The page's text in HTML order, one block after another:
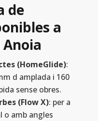
de
a
(HomeGlide):
d amplada i 160
sense obres.
(Flow X): per a
o amb angles